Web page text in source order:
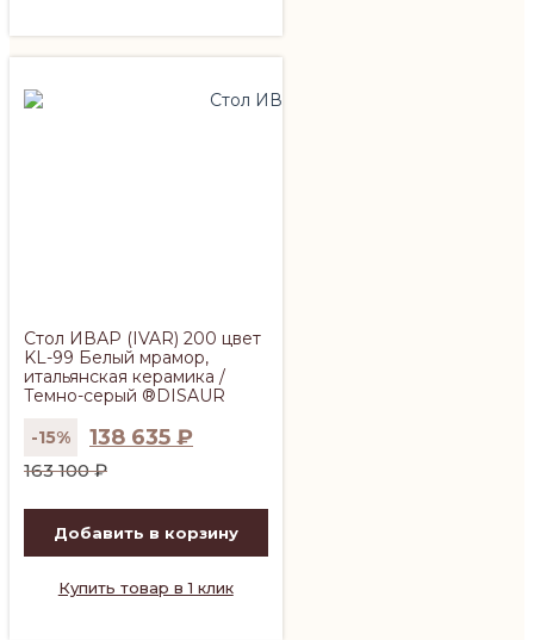
Стол ИВАР (IVAR) 200 цвет
KL-99 Белый мрамор,
итальянская керамика /
Темно-серый ®DISAUR
163 100₽
Первоначальная
составляла
163
100 ₽.
138 635 ₽
Текущая
138
635 ₽.
-15%
Добавить в корзину
Купить товар в 1 клик